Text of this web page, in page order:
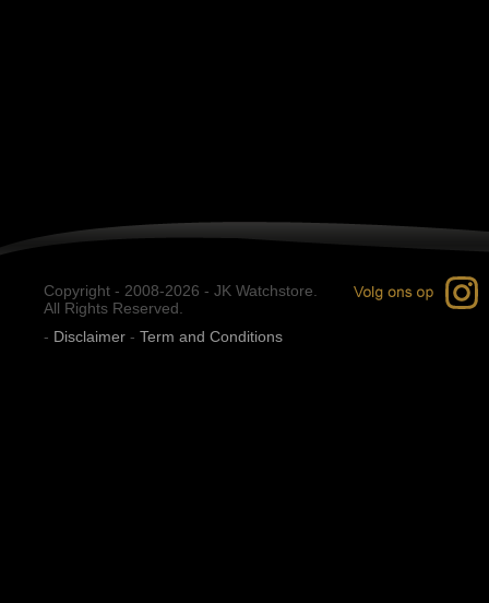
Copyright - 2008-2026 - JK Watchstore.
All Rights Reserved.
- Disclaimer - Term and Conditions